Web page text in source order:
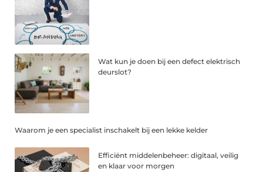
Wat kun je doen bij een defect elektrisch
deurslot?
Waarom je een specialist inschakelt bij een lekke kelder
Efficiënt middelenbeheer: digitaal, veilig
en klaar voor morgen